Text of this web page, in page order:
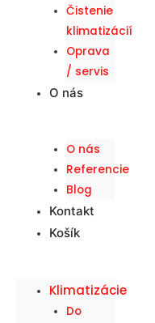
Čistenie
klimatizácií
Oprava
/ servis
O nás
O nás
Referencie
Blog
Kontakt
Košík
Klimatizácie
Do